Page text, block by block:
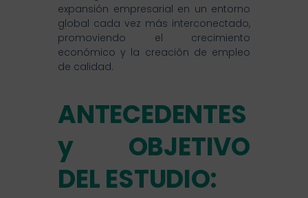
expansión empresarial en un entorno
global cada vez más interconectado,
promoviendo el crecimiento
económico y la creación de empleo
de calidad.
ANTECEDENTES
y OBJETIVO
DEL ESTUDIO: